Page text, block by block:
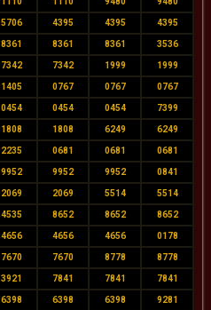
5706 4395 4395 4395
8361 8361 8361 3536
7342 7342 1999 1999
1405 0767 0767 0767
0454 0454 0454 7399
1808 1808 6249 6249
2235 0681 0681 0681
9952 9952 9952 0841
2069 2069 5514 5514
4535 8652 8652 8652
4656 4656 4656 0178
7670 7670 8778 8778
3921 7841 7841 7841
6398 6398 6398 9281